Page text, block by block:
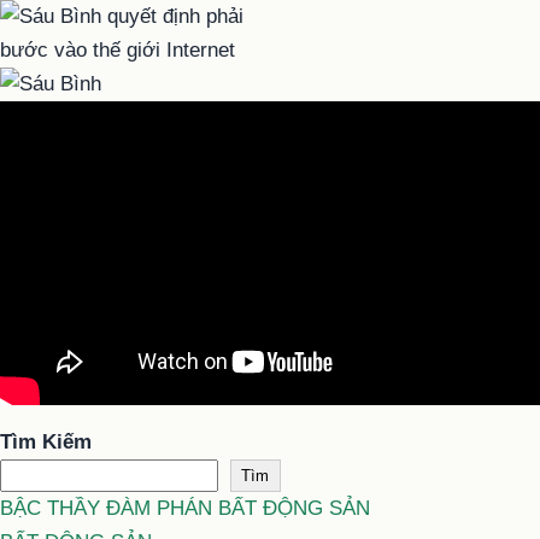
Tìm Kiếm
Tìm
BẬC THẦY ĐÀM PHÁN BẤT ĐỘNG SẢN